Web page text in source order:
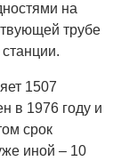
на
трубе
1507
в 1976 году и
срок
иной – 10